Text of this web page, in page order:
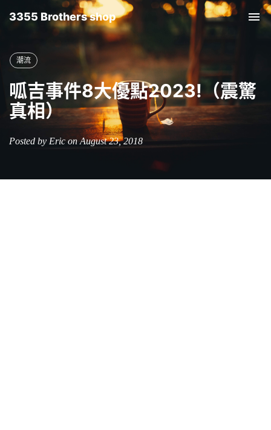
3355 Brothers shop
潮流
呱吉事件8大優點2023!（震驚
真相）
Posted by Eric on August 23, 2018